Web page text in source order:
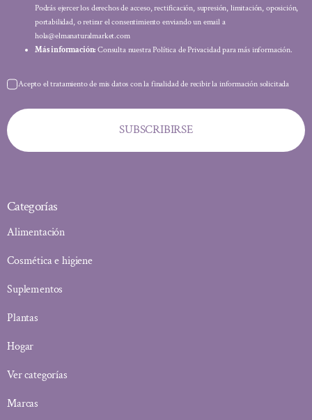
Podrás ejercer los derechos de acceso, rectificación, supresión, limitación, oposición,
portabilidad, o retirar el consentimiento enviando un email a
hola@elmanaturalmarket.com
Más información: Consulta nuestra Política de Privacidad para más información.
Acepto el tratamiento de mis datos con la finalidad de recibir la información solicitada
SUBSCRIBIRSE
Categorías
Alimentación
Cosmética e higiene
Suplementos
Plantas
Hogar
Ver categorías
Marcas